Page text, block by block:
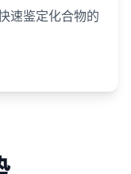
速鉴定化合物的